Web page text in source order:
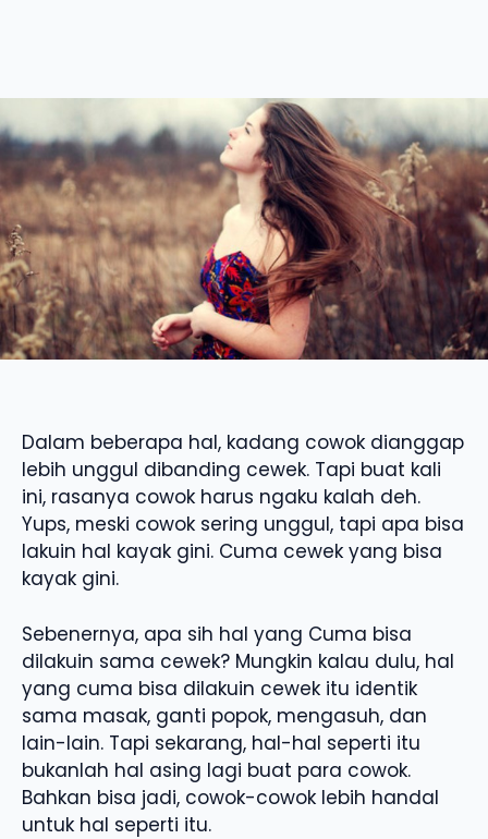
Dalam beberapa hal, kadang cowok dianggap
lebih unggul dibanding cewek. Tapi buat kali
ini, rasanya cowok harus ngaku kalah deh.
Yups, meski cowok sering unggul, tapi apa bisa
lakuin hal kayak gini. Cuma cewek yang bisa
kayak gini.
Sebenernya, apa sih hal yang Cuma bisa
dilakuin sama cewek? Mungkin kalau dulu, hal
yang cuma bisa dilakuin cewek itu identik
sama masak, ganti popok, mengasuh, dan
lain-lain. Tapi sekarang, hal-hal seperti itu
bukanlah hal asing lagi buat para cowok.
Bahkan bisa jadi, cowok-cowok lebih handal
untuk hal seperti itu.